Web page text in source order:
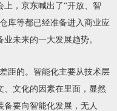
，京东喊出了“开放、智
库等都已经准备进入商业应
未来的一大发展趋势。
距的。智能化主要从技术层
、文化的因素在里面，显然
要向智能化发展，无人